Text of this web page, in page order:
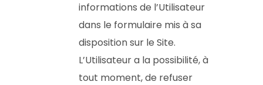
informations de l’Utilisateur
dans le formulaire mis à sa
disposition sur le Site.
L’Utilisateur a la possibilité, à
tout moment, de refuser